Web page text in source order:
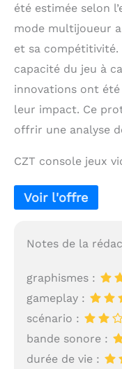
été estimée selon
mode multijoueur
et sa compétitivité.
capacité du jeu à
innovations ont
leur impact. Ce
offrir une analyse
CZT console jeux
Notes de la
graphismes :
gameplay :
scénario :
bande sonore :
durée de vie :